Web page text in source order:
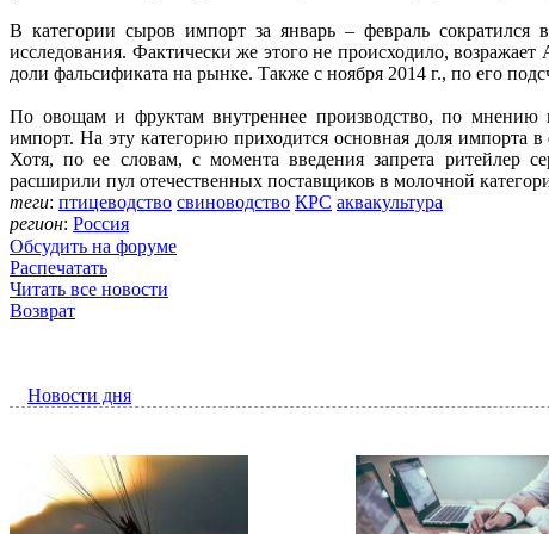
В категории сыров импорт за январь – февраль сократился
исследования. Фактически же этого не происходило,
доли фальсификата на рынке. Также с ноября 2014 г., по его
По овощам и фруктам внутреннее производство, по мнению
импорт. На эту категорию приходится основная доля импорта
Хотя, по ее словам, с момента введения запрета ритейлер
расширили пул отечественных поставщиков в молочной
теги: птицеводство свиноводство КРС аквакультура
регион: Россия
Обсудить на форуме
Распечатать
Читать все новости
Возврат
Новости дня